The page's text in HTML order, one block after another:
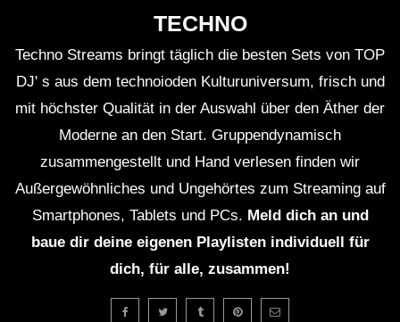
TECHNO
Techno Streams bringt täglich die besten Sets von TOP
DJ' s aus dem technoioden Kulturuniversum, frisch und
mit höchster Qualität in der Auswahl über den Äther der
Moderne an den Start. Gruppendynamisch
zusammengestellt und Hand verlesen finden wir
Außergewöhnliches und Ungehörtes zum Streaming auf
Smartphones, Tablets und PCs. Meld dich an und
baue dir deine eigenen Playlisten individuell für
dich, für alle, zusammen!